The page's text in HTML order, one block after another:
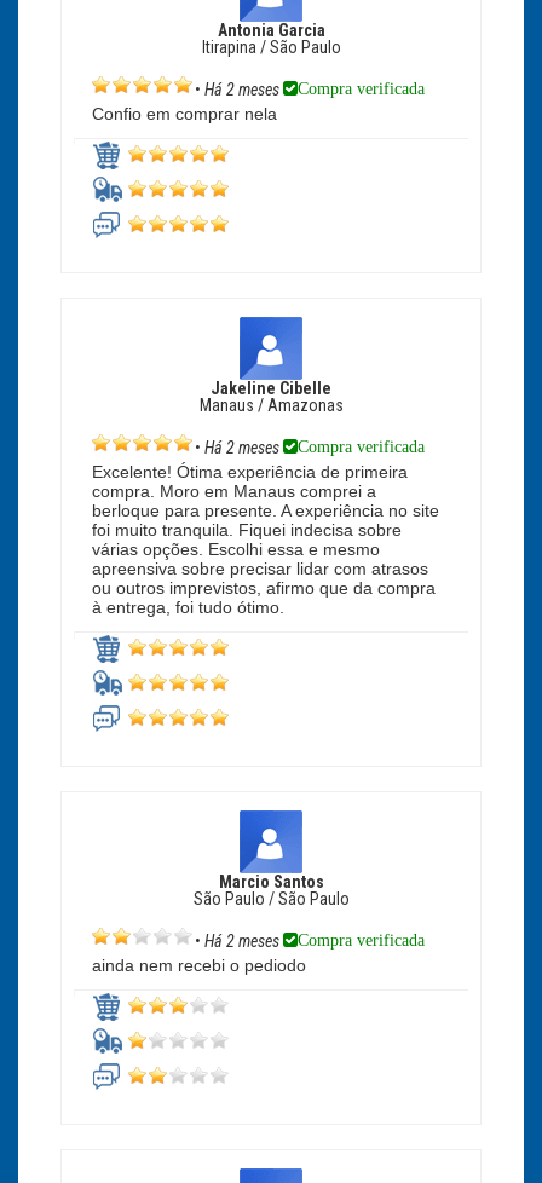
Antonia Garcia
Itirapina / São Paulo
• Há 2 meses Compra verificada
Confio em comprar nela
Jakeline Cibelle
Manaus / Amazonas
• Há 2 meses Compra verificada
Excelente! Ótima experiência de primeira
compra. Moro em Manaus comprei a
berloque para presente. A experiência no site
foi muito tranquila. Fiquei indecisa sobre
várias opções. Escolhi essa e mesmo
apreensiva sobre precisar lidar com atrasos
ou outros imprevistos, afirmo que da compra
à entrega, foi tudo ótimo.
Marcio Santos
São Paulo / São Paulo
• Há 2 meses Compra verificada
ainda nem recebi o pediodo